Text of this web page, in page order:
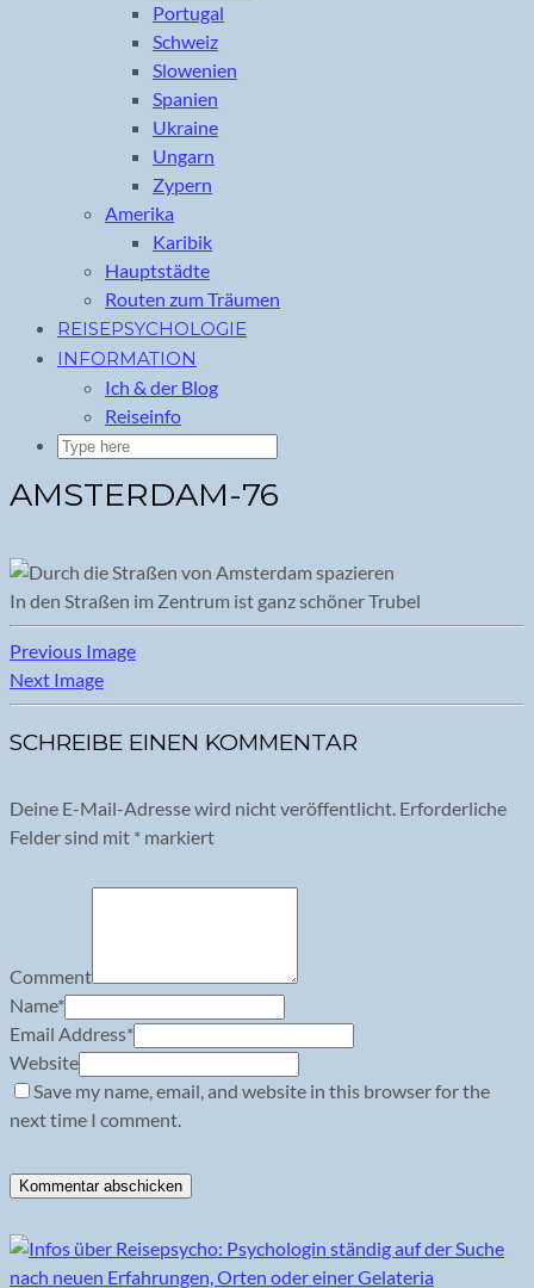
Portugal
Schweiz
Slowenien
Spanien
Ukraine
Ungarn
Zypern
Amerika
Karibik
Hauptstädte
Routen zum Träumen
REISEPSYCHOLOGIE
INFORMATION
Ich & der Blog
Reiseinfo
AMSTERDAM-76
In den Straßen im Zentrum ist ganz schöner Trubel
Previous Image
Next Image
SCHREIBE EINEN KOMMENTAR
Deine E-Mail-Adresse wird nicht veröffentlicht. Erforderliche
Felder sind mit * markiert
Comment
Name*
Email Address*
Website
Save my name, email, and website in this browser for the
next time I comment.